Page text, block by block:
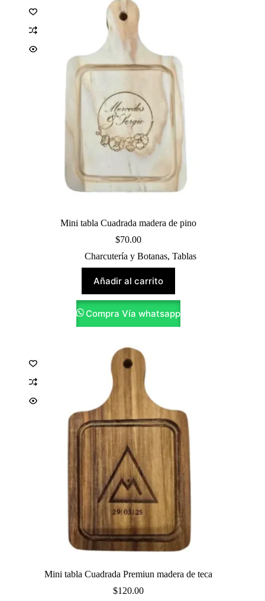
Mini tabla Cuadrada madera de pino
$70.00
Charcutería y Botanas, Tablas
Añadir al carrito
Compra Vía whatsapp
Mini tabla Cuadrada Premiun madera de teca
$120.00